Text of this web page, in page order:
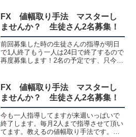
手法は2種類＋オマケ15分足値幅取り手法
（35000円）...
FX 値幅取り手法 マスターし
ませんか？ 生徒さん2名募集！
前回募集した時の生徒さんの指導が明日
で1人終了もう一人は24日で終了するので
再度募集します！2名の予定です、只今1
りです。⇧前回募集した内容全く同じで
す。興味あれば気...
FX 値幅取り手法 マスターし
ませんか？ 生徒さん2名募集！
今も一人指導してますが来週いっぱいで
終了します。毎月2人まで指導させて頂い
てます。教えるの値幅取り手法です。今